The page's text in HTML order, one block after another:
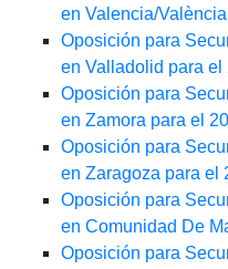
en Valencia/
Oposición para
en Valladolid para el
Oposición para
en Zamora para el
Oposición para
en Zaragoza para el
Oposición para
en Comunidad De
Oposición para